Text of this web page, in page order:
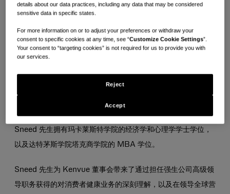
兼首席传播官。在此期间，他还是强生公司执行委员会的成员。
领导职务，包括全球公司事务副总裁兼首席传播官、视力健特许
经营公司集团主席以及北美区消费品部集团主席。
他目前为 Wayfair Inc. 的董事会成员。他还在托马斯·杰斐逊大
学、罗伯特·伍德·约翰逊基金会和 WHYY（一家公共媒体组
织，为宾夕法尼亚州费城及周边地区提供服务）的董事会任职。
Sneed 先生拥有玛卡莱斯特学院的经济学和心理学学士学位，
以及达特茅斯学院塔克商学院的 MBA 学位。
Sneed 先生为 Kenvue 董事会带来了通过担任强生公司高级领
导职务获得的对消费者健康业务的深刻理解，以及在领导全球营
details about our data practices, including any data that may be considered
sensitive data in specific states.
For more information on or to adjust your preferences or withdraw your
consent to specific cookies at any time, see “Customize Cookie Settings”.
Your consent to “targeting cookies” is not required for us to provide you with
our services.
Reject
Accept